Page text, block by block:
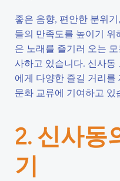
좋은 음향, 편안한 분위
들의 만족도를 높이기
은 노래를 즐기러 오는
사하고 있습니다. 신사
에게 다양한 즐길 거리
문화 교류에 기여하고 있
2. 신사동
기